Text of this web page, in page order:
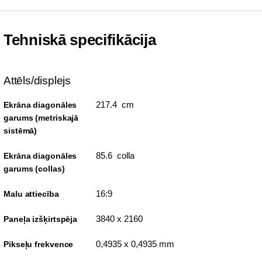
Tehniskā specifikācija
Attēls/displejs
Ekrāna diagonāles
garums (metriskajā
sistēmā)
217.4 cm
Ekrāna diagonāles
garums (collas)
85.6 colla
Malu attiecība 16:9
Paneļa izšķirtspēja 3840 x 2160
Pikseļu frekvence 0,4935 x 0,4935 mm